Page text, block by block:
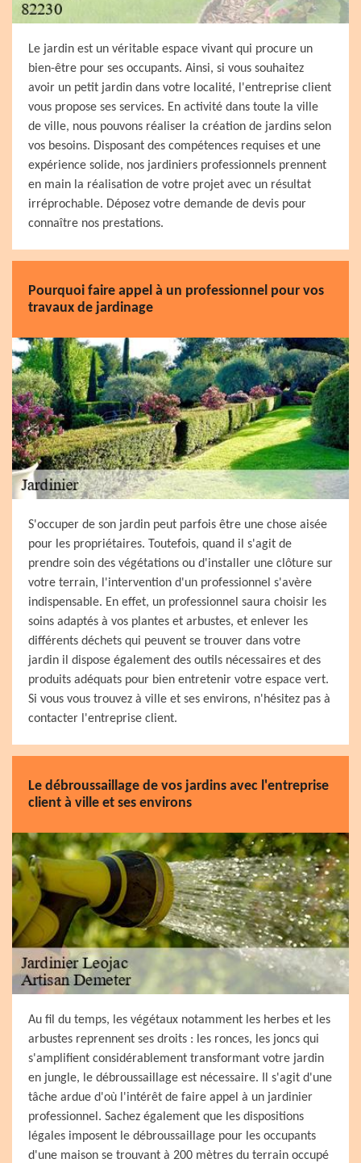
Le jardin est un véritable espace vivant qui procure un
bien-être pour ses occupants. Ainsi, si vous souhaitez
avoir un petit jardin dans votre localité, l'entreprise client
vous propose ses services. En activité dans toute la ville
de ville, nous pouvons réaliser la création de jardins selon
vos besoins. Disposant des compétences requises et une
expérience solide, nos jardiniers professionnels prennent
en main la réalisation de votre projet avec un résultat
irréprochable. Déposez votre demande de devis pour
connaître nos prestations.
Pourquoi faire appel à un professionnel pour vos
travaux de jardinage
S'occuper de son jardin peut parfois être une chose aisée
pour les propriétaires. Toutefois, quand il s'agit de
prendre soin des végétations ou d'installer une clôture sur
votre terrain, l'intervention d'un professionnel s'avère
indispensable. En effet, un professionnel saura choisir les
soins adaptés à vos plantes et arbustes, et enlever les
différents déchets qui peuvent se trouver dans votre
jardin il dispose également des outils nécessaires et des
produits adéquats pour bien entretenir votre espace vert.
Si vous vous trouvez à ville et ses environs, n'hésitez pas à
contacter l'entreprise client.
Le débroussaillage de vos jardins avec l'entreprise
client à ville et ses environs
Au fil du temps, les végétaux notamment les herbes et les
arbustes reprennent ses droits : les ronces, les joncs qui
s'amplifient considérablement transformant votre jardin
en jungle, le débroussaillage est nécessaire. Il s'agit d'une
tâche ardue d'où l'intérêt de faire appel à un jardinier
professionnel. Sachez également que les dispositions
légales imposent le débroussaillage pour les occupants
d'une maison se trouvant à 200 mètres du terrain occupé